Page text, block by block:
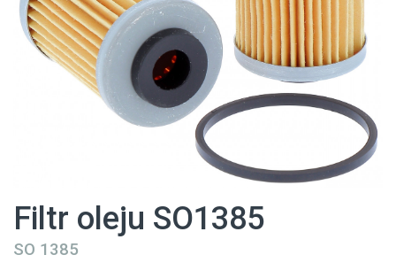
Filtr oleju SO1385
SO 1385